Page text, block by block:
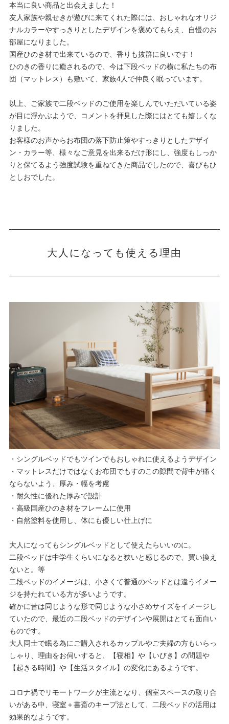
本当に良い商品と出会えました！
友人家族や親せきが遊びに来てくれた際には、おしゃれなオリジ
ナルカラーやすっきりとしたデザインを褒めてもらえ、自慢のお
部屋になりました。
国産ひのき材で出来ているので、香りも抜群に良いです！
ひのきの香りに癒されるので、今は下段ベッドの横に私たちの布
団（マットレス）も敷いて、家族4人で仲良く眠っています。
以上、ご家族で二段ベッドのご使用を楽しんでいただいている姿
が目に浮かぶようで、コメントを拝見した際にはとても嬉しくな
りました。
お客様のお声からお布団の落下防止策やすっきりとしたデザイ
ン・カラー等、様々なご意見を出来るだけ形にし、強度もしっか
りと保てるよう強度試験を重ねてきた商品でしたので、喜びもひ
としおでした。
大人になっても使える理由
・シングルベッドでもツインでもおしゃれに使えるようデザイン
・マットレスだけではなくお布団でもすのこの隙間で背中が痛く
ならないよう、厚み・幅を考慮
・耐久性に優れた厚みで設計
・高級国産ひのき材をフレームに使用
・自然塗料を使用し、体にも優しい仕上げに
大人になってもシングルベッドとして使えたらいいのに。
二段ベッドは中学生くらいになると狭いと感じるので、買い換え
ないと。等
二段ベッドのイメージは、小さくて普通のベッドとは違うイメー
ジを持たれている方が多いようです。
確かに昔は同じような形で同じような小さめサイズをイメージし
ていたので、最近の二段ベッドのデザインや展開はとても面白い
ものです。
大人同士で眠る為にご購入されるカップルやご夫婦の方もいらっ
しゃり、理由をお伺いすると、【寝相】や【いびき】の問題や
【起きる時間】や【生活スタイル】の変化にあるようです。
コロナ禍でリモートワークが主流となり、個室スペースの取り合
いがある中、寝室＋書斎のキープ法として、二段ベッドの活用は
効果的なようです。